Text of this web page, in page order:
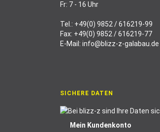
Fr: 7 - 16 Uhr
Tel.: +49(0) 9852 / 616219-99
Fax: +49(0) 9852 / 616219-77
E-Mail: info@blizz-z-galabau.de
SICHERE DATEN
Mein Kundenkonto